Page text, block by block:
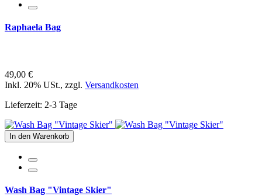
Raphaela Bag
49,00 €
Inkl. 20% USt., zzgl. Versandkosten
Lieferzeit: 2-3 Tage
In den Warenkorb
Wash Bag "Vintage Skier"